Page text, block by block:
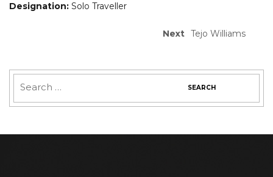
Designation: Solo Traveller
Next Tejo Williams